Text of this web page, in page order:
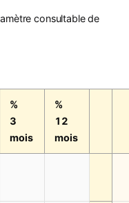
consultable de
%
3
mois
%
12
mois